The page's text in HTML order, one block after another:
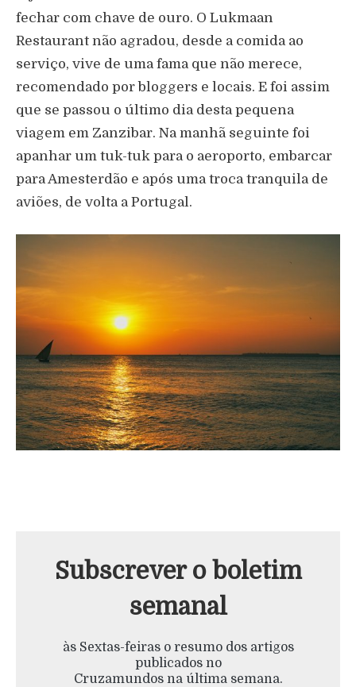
fechar com chave de ouro. O Lukmaan
Restaurant não agradou, desde a comida ao
serviço, vive de uma fama que não merece,
recomendado por bloggers e locais. E foi assim
que se passou o último dia desta pequena
viagem em Zanzibar. Na manhã seguinte foi
apanhar um tuk-tuk para o aeroporto, embarcar
para Amesterdão e após uma troca tranquila de
aviões, de volta a Portugal.
Subscrever o boletim
semanal
às Sextas-feiras o resumo dos artigos
publicados no
Cruzamundos na última semana.